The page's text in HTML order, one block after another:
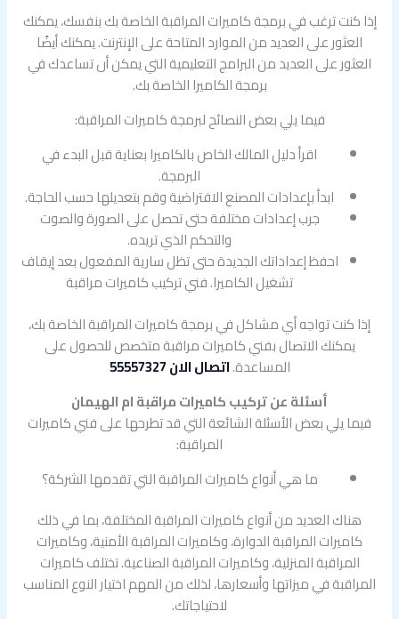
إذا كنت ترغب في برمجة كاميرات المراقبة الخاصة بك بنفسك، يمكنك
العثور على العديد من الموارد المتاحة على الإنترنت. يمكنك أيضًا
العثور على العديد من البرامج التعليمية التي يمكن أن تساعدك في
برمجة الكاميرا الخاصة بك.
فيما يلي بعض النصائح لبرمجة كاميرات المراقبة:
اقرأ دليل المالك الخاص بالكاميرا بعناية قبل البدء في
البرمجة.
ابدأ بإعدادات المصنع الافتراضية وقم بتعديلها حسب الحاجة.
جرب إعدادات مختلفة حتى تحصل على الصورة والصوت
والتحكم الذي تريده.
احفظ إعداداتك الجديدة حتى تظل سارية المفعول بعد إيقاف
تشغيل الكاميرا. فني تركيب كاميرات مراقبة
إذا كنت تواجه أي مشاكل في برمجة كاميرات المراقبة الخاصة بك،
يمكنك الاتصال بفني كاميرات مراقبة متخصص للحصول على
المساعدة.اتصال الان 55557327
أسئلة عن تركيب كاميرات مراقبة ام الهيمان
فيما يلي بعض الأسئلة الشائعة التي قد تطرحها على فني كاميرات
المراقبة:
ما هي أنواع كاميرات المراقبة التي تقدمها الشركة؟
هناك العديد من أنواع كاميرات المراقبة المختلفة، بما في ذلك
كاميرات المراقبة الدوارة، وكاميرات المراقبة الأمنية، وكاميرات
المراقبة المنزلية، وكاميرات المراقبة الصناعية. تختلف كاميرات
المراقبة في ميزاتها وأسعارها، لذلك من المهم اختيار النوع المناسب
لاحتياجاتك.